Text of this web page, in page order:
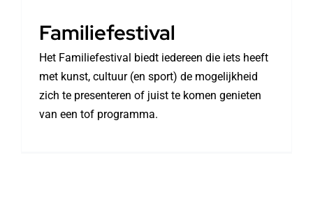
Familiefestival
Het Familiefestival biedt iedereen die iets heeft
met kunst, cultuur (en sport) de mogelijkheid
zich te presenteren of juist te komen genieten
van een tof programma.